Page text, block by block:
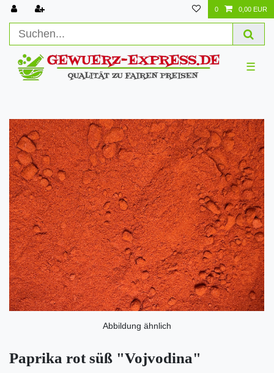
0 0,00 EUR
☰
Abbildung ähnlich
Paprika rot süß "Vojvodina"